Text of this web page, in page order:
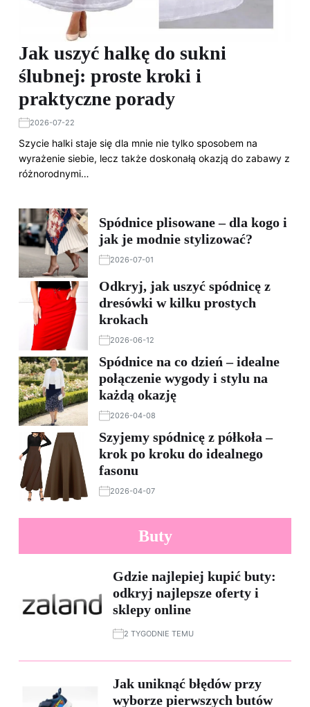
Jak uszyć halkę do sukni
ślubnej: proste kroki i
praktyczne porady
2026-07-22
Szycie halki staje się dla mnie nie tylko sposobem na
wyrażenie siebie, lecz także doskonałą okazją do zabawy z
różnorodnymi…
Spódnice plisowane – dla kogo i
jak je modnie stylizować?
2026-07-01
Odkryj, jak uszyć spódnicę z
dresówki w kilku prostych
krokach
2026-06-12
Spódnice na co dzień – idealne
połączenie wygody i stylu na
każdą okazję
2026-04-08
Szyjemy spódnicę z półkoła –
krok po kroku do idealnego
fasonu
2026-04-07
Buty
Gdzie najlepiej kupić buty:
odkryj najlepsze oferty i
sklepy online
2 TYGODNIE TEMU
Jak uniknąć błędów przy
wyborze pierwszych butów